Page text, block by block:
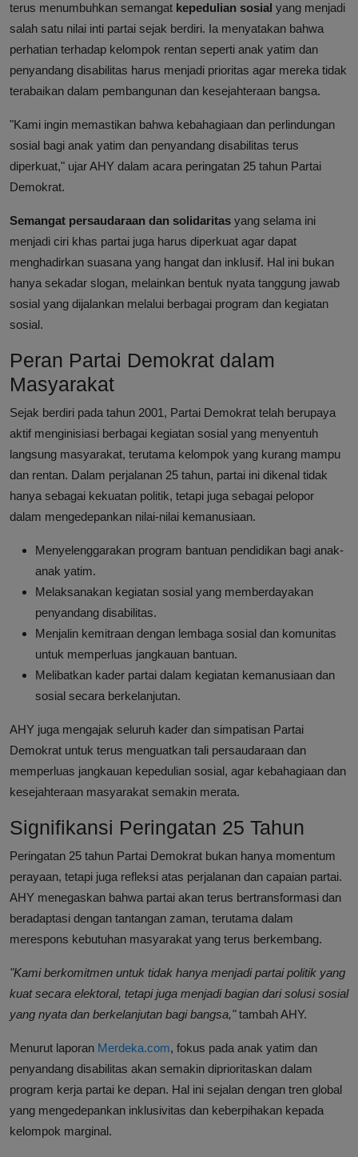
terus menumbuhkan semangat kepedulian sosial yang menjadi
salah satu nilai inti partai sejak berdiri. Ia menyatakan bahwa
perhatian terhadap kelompok rentan seperti anak yatim dan
penyandang disabilitas harus menjadi prioritas agar mereka tidak
terabaikan dalam pembangunan dan kesejahteraan bangsa.
"Kami ingin memastikan bahwa kebahagiaan dan perlindungan
sosial bagi anak yatim dan penyandang disabilitas terus
diperkuat," ujar AHY dalam acara peringatan 25 tahun Partai
Demokrat.
Semangat persaudaraan dan solidaritas yang selama ini
menjadi ciri khas partai juga harus diperkuat agar dapat
menghadirkan suasana yang hangat dan inklusif. Hal ini bukan
hanya sekadar slogan, melainkan bentuk nyata tanggung jawab
sosial yang dijalankan melalui berbagai program dan kegiatan
sosial.
Peran Partai Demokrat dalam
Masyarakat
Sejak berdiri pada tahun 2001, Partai Demokrat telah berupaya
aktif menginisiasi berbagai kegiatan sosial yang menyentuh
langsung masyarakat, terutama kelompok yang kurang mampu
dan rentan. Dalam perjalanan 25 tahun, partai ini dikenal tidak
hanya sebagai kekuatan politik, tetapi juga sebagai pelopor
dalam mengedepankan nilai-nilai kemanusiaan.
Menyelenggarakan program bantuan pendidikan bagi anak-
anak yatim.
Melaksanakan kegiatan sosial yang memberdayakan
penyandang disabilitas.
Menjalin kemitraan dengan lembaga sosial dan komunitas
untuk memperluas jangkauan bantuan.
Melibatkan kader partai dalam kegiatan kemanusiaan dan
sosial secara berkelanjutan.
AHY juga mengajak seluruh kader dan simpatisan Partai
Demokrat untuk terus menguatkan tali persaudaraan dan
memperluas jangkauan kepedulian sosial, agar kebahagiaan dan
kesejahteraan masyarakat semakin merata.
Signifikansi Peringatan 25 Tahun
Peringatan 25 tahun Partai Demokrat bukan hanya momentum
perayaan, tetapi juga refleksi atas perjalanan dan capaian partai.
AHY menegaskan bahwa partai akan terus bertransformasi dan
beradaptasi dengan tantangan zaman, terutama dalam
merespons kebutuhan masyarakat yang terus berkembang.
"Kami berkomitmen untuk tidak hanya menjadi partai politik yang
kuat secara elektoral, tetapi juga menjadi bagian dari solusi sosial
yang nyata dan berkelanjutan bagi bangsa,"tambah AHY.
Menurut laporan Merdeka.com, fokus pada anak yatim dan
penyandang disabilitas akan semakin diprioritaskan dalam
program kerja partai ke depan. Hal ini sejalan dengan tren global
yang mengedepankan inklusivitas dan keberpihakan kepada
kelompok marginal.